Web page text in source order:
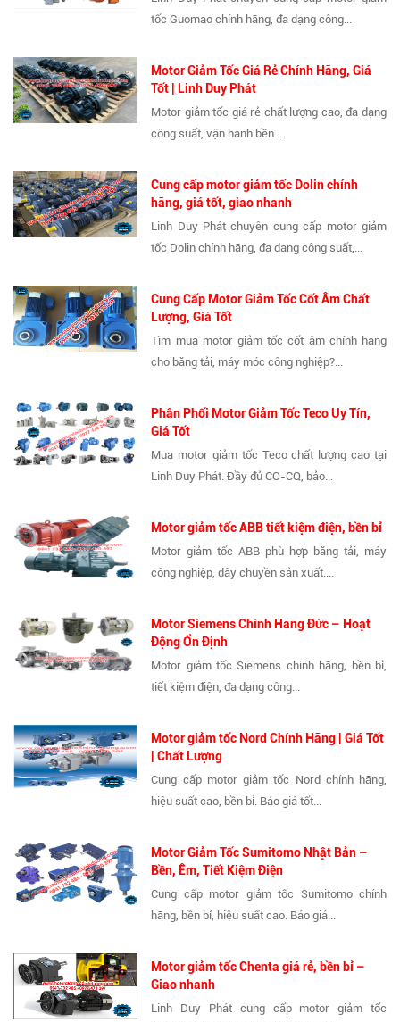
tốc Guomao chính hãng, đa dạng công...
Motor Giảm Tốc Giá Rẻ Chính Hãng, Giá
Tốt | Linh Duy Phát
Motor giảm tốc giá rẻ chất lượng cao, đa dạng
công suất, vận hành bền...
Cung cấp motor giảm tốc Dolin chính
hãng, giá tốt, giao nhanh
Linh Duy Phát chuyên cung cấp motor giảm
tốc Dolin chính hãng, đa dạng công suất,...
Cung Cấp Motor Giảm Tốc Cốt Âm Chất
Lượng, Giá Tốt
Tìm mua motor giảm tốc cốt âm chính hãng
cho băng tải, máy móc công nghiệp?...
Phân Phối Motor Giảm Tốc Teco Uy Tín,
Giá Tốt
Mua motor giảm tốc Teco chất lượng cao tại
Linh Duy Phát. Đầy đủ CO-CQ, bảo...
Motor giảm tốc ABB tiết kiệm điện, bền bỉ
Motor giảm tốc ABB phù hợp băng tải, máy
công nghiệp, dây chuyền sản xuất....
Motor Siemens Chính Hãng Đức – Hoạt
Động Ổn Định
Motor giảm tốc Siemens chính hãng, bền bỉ,
tiết kiệm điện, đa dạng công...
Motor giảm tốc Nord Chính Hãng | Giá Tốt
| Chất Lượng
Cung cấp motor giảm tốc Nord chính hãng,
hiệu suất cao, bền bỉ. Báo giá tốt...
Motor Giảm Tốc Sumitomo Nhật Bản –
Bền, Êm, Tiết Kiệm Điện
Cung cấp motor giảm tốc Sumitomo chính
hãng, bền bỉ, hiệu suất cao. Báo giá...
Motor giảm tốc Chenta giá rẻ, bền bỉ –
Giao nhanh
Linh Duy Phát cung cấp motor giảm tốc